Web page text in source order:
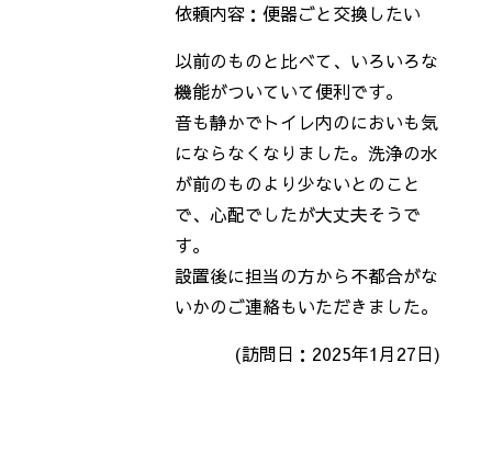
依頼内容：便器ごと交換したい
以前のものと比べて、いろいろな
機能がついていて便利です。
音も静かでトイレ内のにおいも気
にならなくなりました。洗浄の水
が前のものより少ないとのこと
で、心配でしたが大丈夫そうで
す。
設置後に担当の方から不都合がな
いかのご連絡もいただきました。
(訪問日：2025年1月27日)